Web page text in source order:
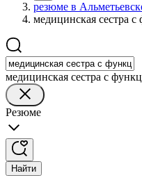
резюме в
медицинская сестра
медицинская сестра с
Резюме
Найти